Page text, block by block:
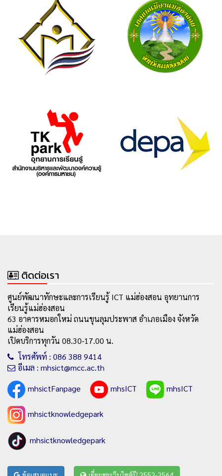
ติดต่อเรา
ศูนย์พัฒนาทักษะและการเรียนรู้ ICT แม่ฮ่องสอน อุทยานการ
เรียนรู้แม่ฮ่องสอน
63 อาคารหมอกใหม่ ถนนขุนลุมประพาส อำเภอเมือง จังหวัด
แม่ฮ่องสอน
เปิดบริการทุกวัน 08.30-17.00 น.
โทรศัพท์ : 086 388 9414
อีเมล : mhsict@mcc.ac.th
mhsictFanpage
mhsICT mhsICT
mhsictknowledgepark
mhsictknowledgepark